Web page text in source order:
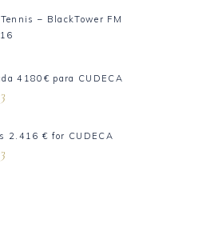
– BlackTower FM
4180€ para CUDECA
2.416 € for CUDECA